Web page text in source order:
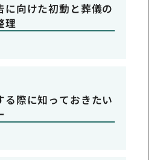
に向けた初動と葬儀の
理
る際に知っておきたい